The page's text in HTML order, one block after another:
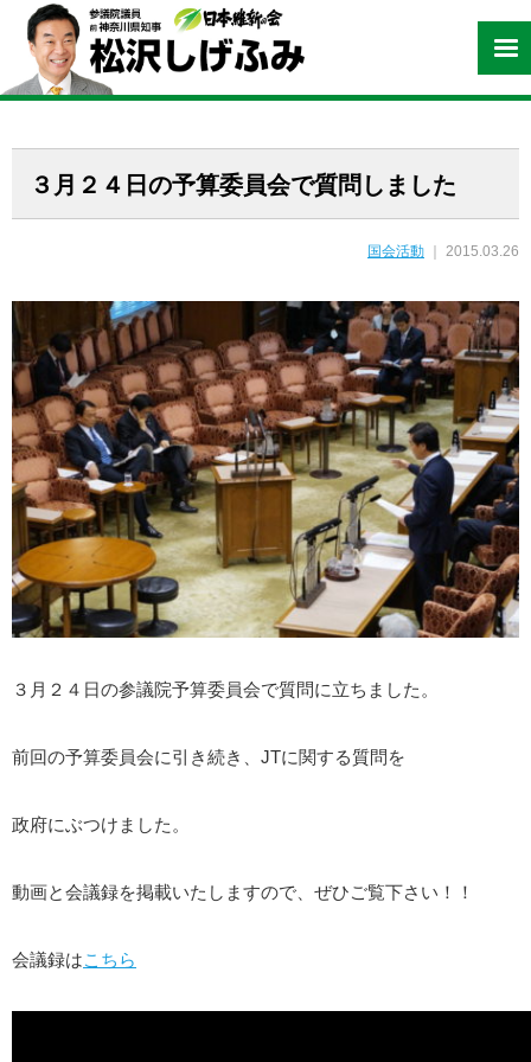
３月２４日の予算委員会で質問しました
国会活動 ｜ 2015.03.26
３月２４日の参議院予算委員会で質問に立ちました。
前回の予算委員会に引き続き、JTに関する質問を
政府にぶつけました。
動画と会議録を掲載いたしますので、ぜひご覧下さい！！
会議録はこちら